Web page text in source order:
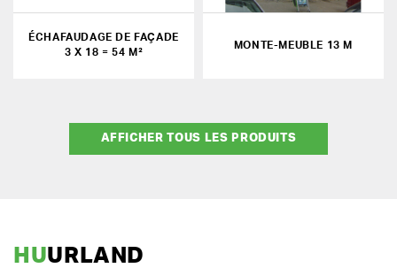
ÉCHAFAUDAGE DE FAÇADE
3 X 18 = 54 M²
MONTE-MEUBLE 13 M
AFFICHER TOUS LES PRODUITS
HUURLAND